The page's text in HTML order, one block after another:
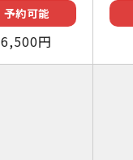
予約可能
6,500円